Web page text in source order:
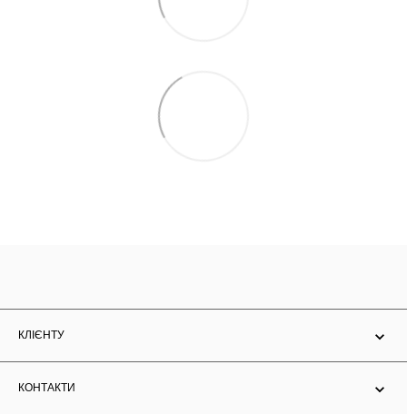
КЛІЄНТУ
КОНТАКТИ